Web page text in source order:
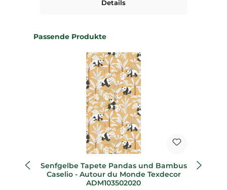
Details
Produktgalerie überspringen
Passende Produkte
Senfgelbe Tapete Pandas und Bambus
Caselio - Autour du Monde Texdecor
ADM103502020